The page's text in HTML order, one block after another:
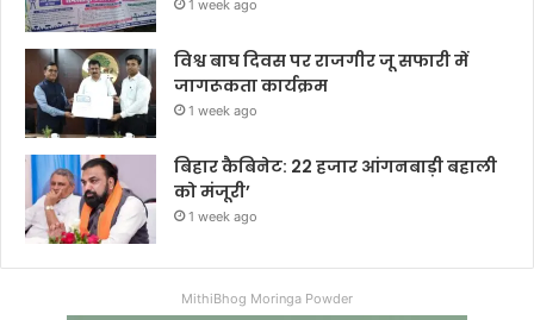
1 week ago
विश्व बाघ दिवस पर राजगीर जू सफारी में
जागरूकता कार्यक्रम
1 week ago
बिहार कैबिनेट: 22 हजार आंगनबाड़ी बहाली
को मंजूरी’
1 week ago
MithiBhog Moringa Powder